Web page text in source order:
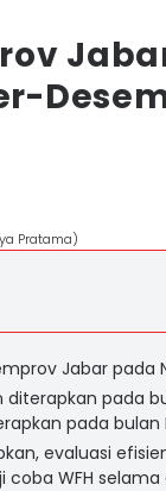
Pratama)
Jabar
diterapkan pada
pada bulan
evaluasi
WFH selama